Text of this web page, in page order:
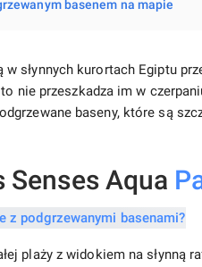
basenem na mapie
w słynnych kurortach Egiptu
nie przeszkadza im w
baseny, które są
Senses Aqua
plaży z widokiem na